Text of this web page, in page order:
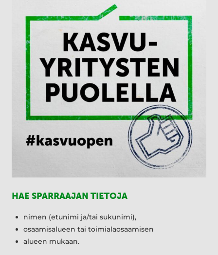
HAE SPARRAAJAN TIETOJA
nimen (etunimi ja/tai sukunimi),
osaamisalueen tai toimialaosaamisen
alueen mukaan.